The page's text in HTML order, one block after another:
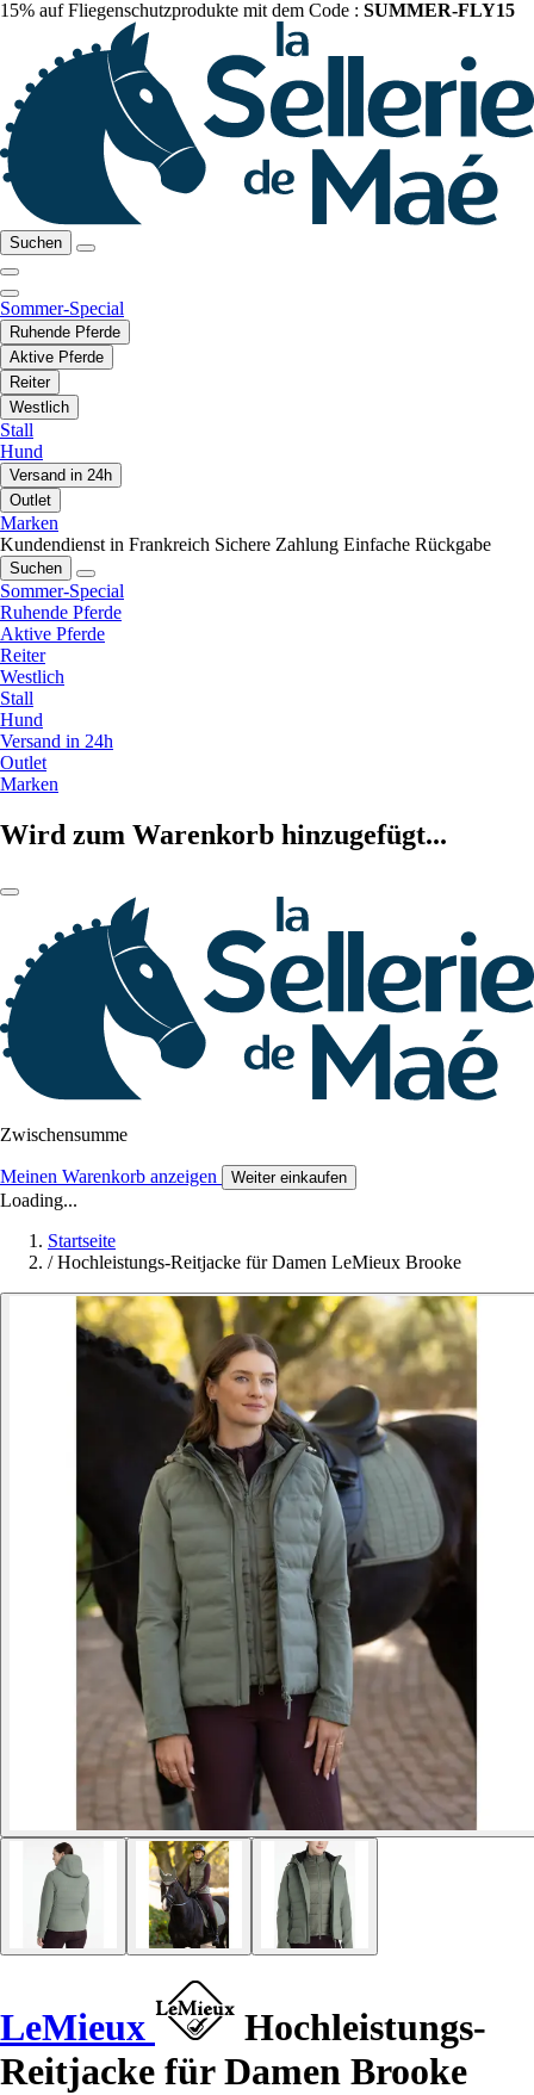
15% auf Fliegenschutzprodukte mit dem Code : SUMMER-FLY15
Suchen
Sommer-Special
Ruhende Pferde
Aktive Pferde
Reiter
Westlich
Stall
Hund
Versand in 24h
Outlet
Marken
Kundendienst in Frankreich Sichere Zahlung Einfache Rückgabe
Suchen
Sommer-Special
Ruhende Pferde
Aktive Pferde
Reiter
Westlich
Stall
Hund
Versand in 24h
Outlet
Marken
Wird zum Warenkorb hinzugefügt...
Zwischensumme
Meinen Warenkorb anzeigen Weiter einkaufen
Loading...
Startseite
/ Hochleistungs-Reitjacke für Damen LeMieux Brooke
LeMieux
Hochleistungs-
Reitjacke für Damen Brooke